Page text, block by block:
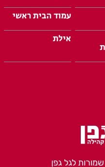
עמוד הבית ראשי
אילת